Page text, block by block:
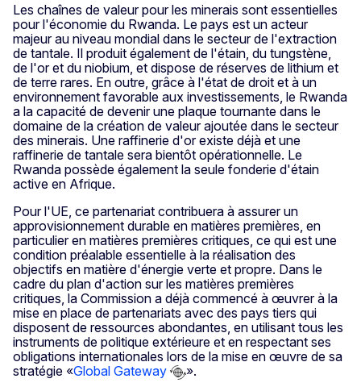
Les chaînes de valeur pour les minerais sont essentielles
pour l'économie du Rwanda. Le pays est un acteur
majeur au niveau mondial dans le secteur de l'extraction
de tantale. Il produit également de l'étain, du tungstène,
de l'or et du niobium, et dispose de réserves de lithium et
de terre rares. En outre, grâce à l'état de droit et à un
environnement favorable aux investissements, le Rwanda
a la capacité de devenir une plaque tournante dans le
domaine de la création de valeur ajoutée dans le secteur
des minerais. Une raffinerie d'or existe déjà et une
raffinerie de tantale sera bientôt opérationnelle. Le
Rwanda possède également la seule fonderie d'étain
active en Afrique.
Pour l'UE, ce partenariat contribuera à assurer un
approvisionnement durable en matières premières, en
particulier en matières premières critiques, ce qui est une
condition préalable essentielle à la réalisation des
objectifs en matière d'énergie verte et propre. Dans le
cadre du plan d'action sur les matières premières
critiques, la Commission a déjà commencé à œuvrer à la
mise en place de partenariats avec des pays tiers qui
disposent de ressources abondantes, en utilisant tous les
instruments de politique extérieure et en respectant ses
obligations internationales lors de la mise en œuvre de sa
stratégie «Global Gateway ».